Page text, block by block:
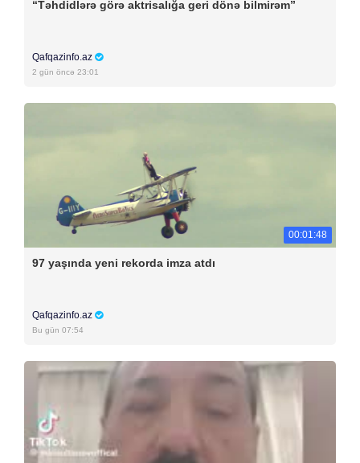
“Təhdidlərə görə aktrisalığa geri dönə bilmirəm”
Qafqazinfo.az
2 gün öncə 23:01
00:01:48
97 yaşında yeni rekorda imza atdı
Qafqazinfo.az
Bu gün 07:54